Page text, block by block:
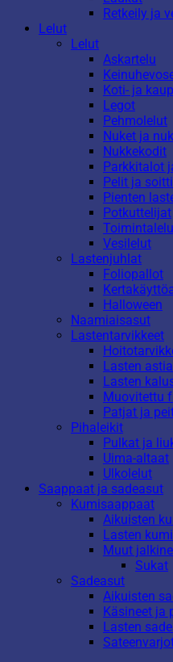
Retkeily ja
Lelut
Lelut
Askartelu
Koti- ja
Legot
Pehmolelut
Nuket ja
Nukkekodit
Parkkitalot
Pelit ja
Pienten
Potkuttelijat
Vesilelut
Lastenjuhlat
Foliopallot
Halloween
Naamiaisasut
Lastentarvikkeet
Lasten
Lasten
Muovitettu
Patjat ja
Pihaleikit
Pulkat ja
Uima-altaat
Ulkolelut
Saappaat ja sadeasut
Kumisaappaat
Aikuisten
Lasten
Muut
Sukat
Sadeasut
Aikuisten
Käsineet ja
Lasten